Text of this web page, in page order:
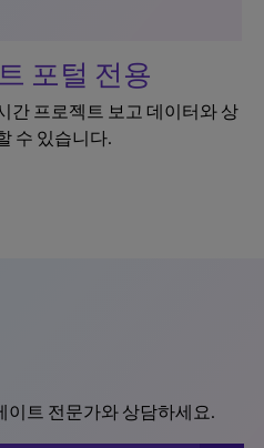
포털 전용
간 프로젝트 보고 데이터와 상
수 있습니다.
이트 전문가와 상담하세요.